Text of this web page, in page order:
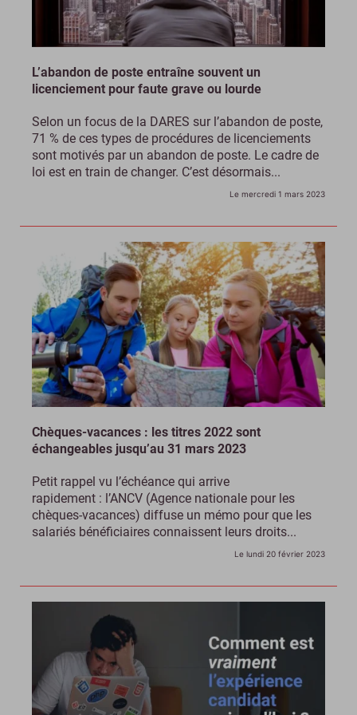
L’abandon de poste entraîne souvent un
licenciement pour faute grave ou lourde
Selon un focus de la DARES sur l’abandon de poste,
71 % de ces types de procédures de licenciements
sont motivés par un abandon de poste. Le cadre de
loi est en train de changer. C’est désormais...
Le mercredi 1 mars 2023
Chèques-vacances : les titres 2022 sont
échangeables jusqu’au 31 mars 2023
Petit rappel vu l’échéance qui arrive
rapidement : l’ANCV (Agence nationale pour les
chèques-vacances) diffuse un mémo pour que les
salariés bénéficiaires connaissent leurs droits...
Le lundi 20 février 2023